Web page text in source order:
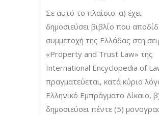
Σε αυτό το πλαίσιο: α) έχει
δημοσιεύσει βιβλίο που
συμμετοχή της Ελλάδας στη
«Property and Trust Law» της
International Encyclopedia of
πραγματεύεται, κατά κύριο
Ελληνικό Εμπράγματο Δίκαιο,
δημοσιεύσει πέντε (5)